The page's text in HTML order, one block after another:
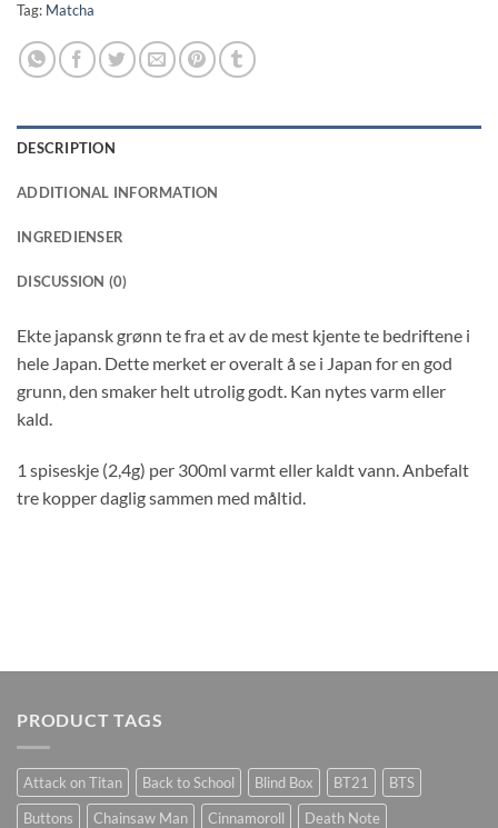
Tag: Matcha
DESCRIPTION
ADDITIONAL INFORMATION
INGREDIENSER
DISCUSSION (0)
Ekte japansk grønn te fra et av de mest kjente te bedriftene i
hele Japan. Dette merket er overalt å se i Japan for en god
grunn, den smaker helt utrolig godt. Kan nytes varm eller
kald.
1 spiseskje (2,4g) per 300ml varmt eller kaldt vann. Anbefalt
tre kopper daglig sammen med måltid.
PRODUCT TAGS
Attack on Titan Back to School Blind Box BT21
BTS
Buttons
Chainsaw Man Cinnamoroll
Death Note